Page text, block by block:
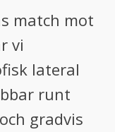
match mot
vi
lateral
runt
gradvis